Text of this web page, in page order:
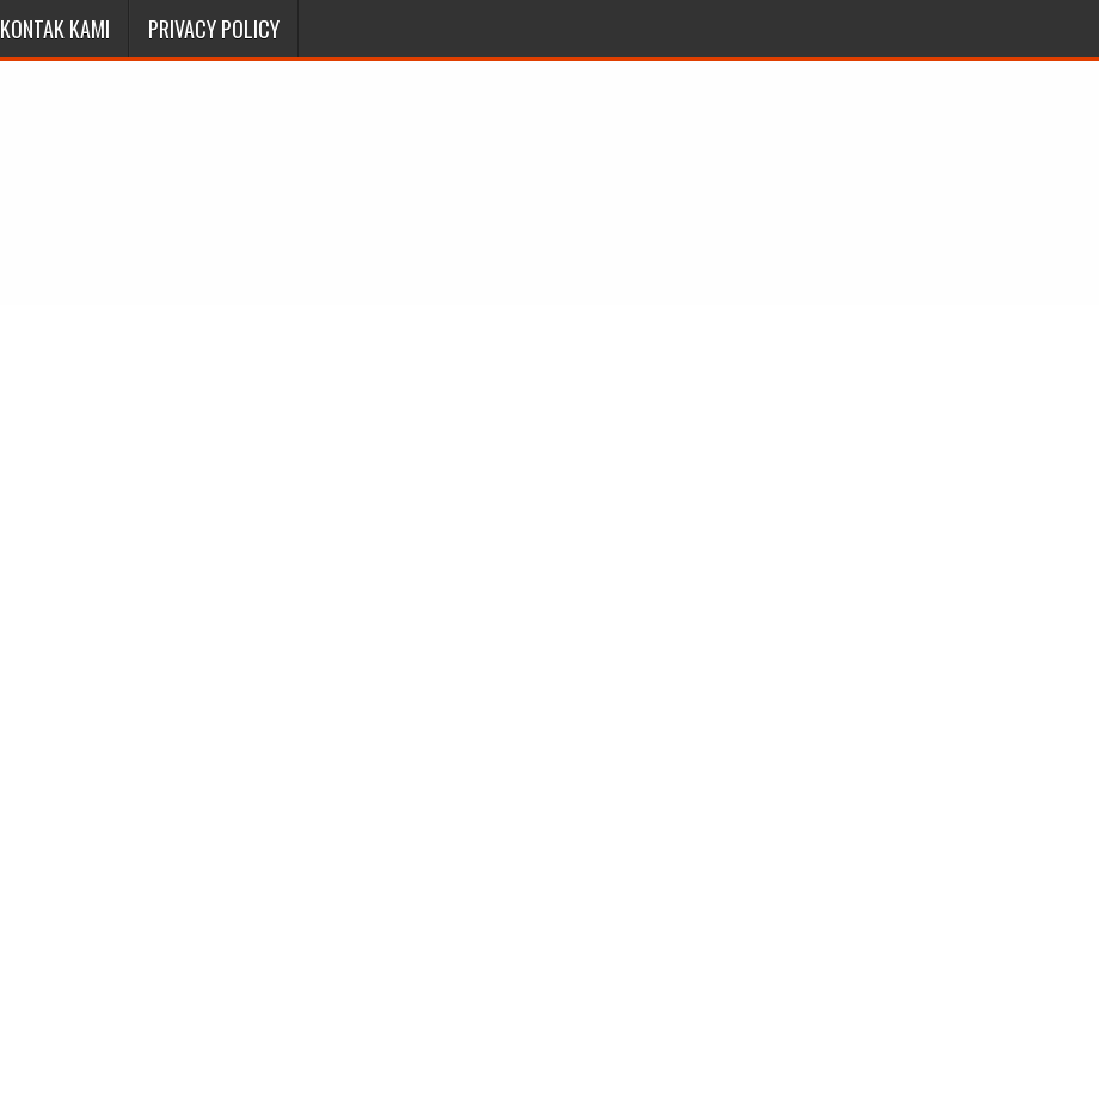
KONTAK KAMI PRIVACY POLICY